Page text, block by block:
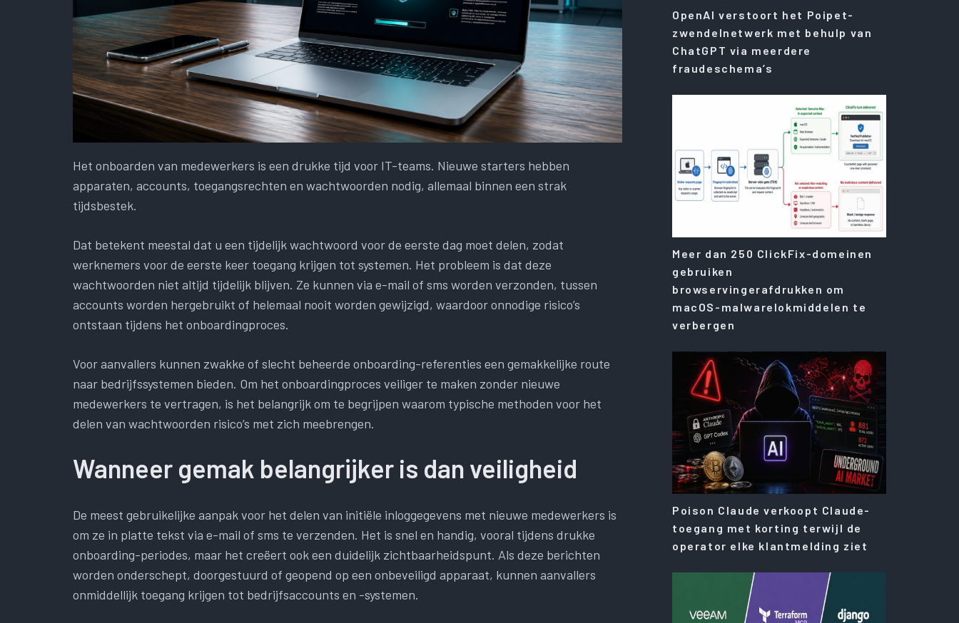
Het onboarden van medewerkers is een drukke tijd voor IT-teams. Nieuwe starters hebben
apparaten, accounts, toegangsrechten en wachtwoorden nodig, allemaal binnen een strak
tijdsbestek.
Dat betekent meestal dat u een tijdelijk wachtwoord voor de eerste dag moet delen, zodat
werknemers voor de eerste keer toegang krijgen tot systemen. Het probleem is dat deze
wachtwoorden niet altijd tijdelijk blijven. Ze kunnen via e-mail of sms worden verzonden, tussen
accounts worden hergebruikt of helemaal nooit worden gewijzigd, waardoor onnodige risico’s
ontstaan ​​tijdens het onboardingproces.
Voor aanvallers kunnen zwakke of slecht beheerde onboarding-referenties een gemakkelijke route
naar bedrijfssystemen bieden. Om het onboardingproces veiliger te maken zonder nieuwe
medewerkers te vertragen, is het belangrijk om te begrijpen waarom typische methoden voor het
delen van wachtwoorden risico’s met zich meebrengen.
Wanneer gemak belangrijker is dan veiligheid
De meest gebruikelijke aanpak voor het delen van initiële inloggegevens met nieuwe medewerkers is
om ze in platte tekst via e-mail of sms te verzenden. Het is snel en handig, vooral tijdens drukke
onboarding-periodes, maar het creëert ook een duidelijk zichtbaarheidspunt. Als deze berichten
worden onderschept, doorgestuurd of geopend op een onbeveiligd apparaat, kunnen aanvallers
onmiddellijk toegang krijgen tot bedrijfsaccounts en -systemen.
OpenAI verstoort het Poipet-
zwendelnetwerk met behulp van
ChatGPT via meerdere
fraudeschema’s
Meer dan 250 ClickFix-domeinen
gebruiken
browservingerafdrukken om
macOS-malwarelokmiddelen te
verbergen
Poison Claude verkoopt Claude-
toegang met korting terwijl de
operator elke klantmelding ziet